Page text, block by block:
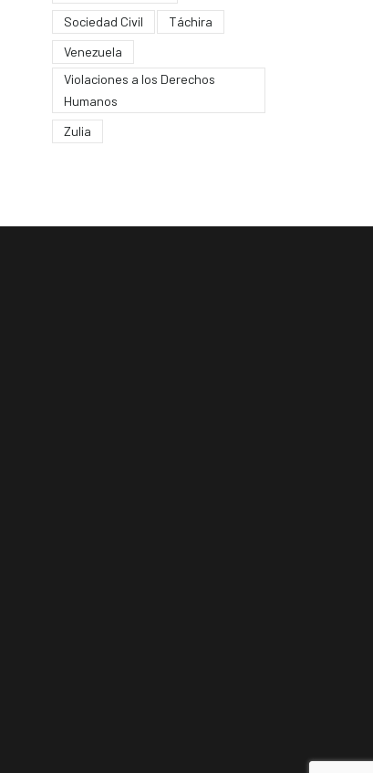
Sociedad Civil
Táchira
Venezuela
Violaciones a los Derechos
Humanos
Zulia